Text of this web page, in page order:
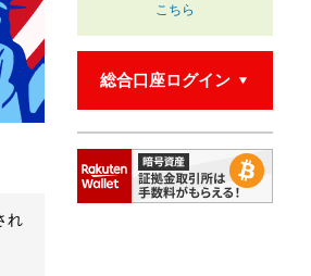
れ
こちら
総合口座ログイン